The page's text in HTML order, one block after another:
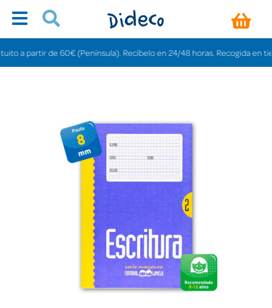
partir de 60€ (Península). Recíbelo en 24/48 horas. Recogida en